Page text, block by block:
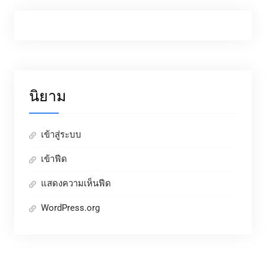
นิยาม
เข้าสู่ระบบ
เข้าฟีด
แสดงความเห็นฟีด
WordPress.org